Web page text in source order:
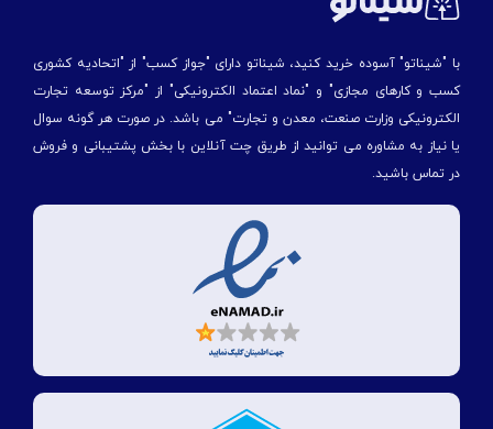
با "شیناتو" آسوده خرید کنید، شیناتو دارای "جواز کسب" از "اتحادیه کشوری
کسب و کارهای مجازی" و "نماد اعتماد الکترونیکی" از "مركز توسعه تجارت
الكترونیكی وزارت صنعت، معدن و تجارت" می باشد. در صورت هر گونه سوال
یا نیاز به مشاوره می توانید از طریق چت آنلاین با بخش پشتیبانی و فروش
در تماس باشید.